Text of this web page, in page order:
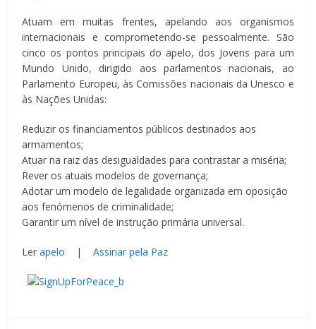
Atuam em muitas frentes, apelando aos organismos
internacionais e comprometendo-se pessoalmente. São
cinco os pontos principais do apelo, dos Jovens para um
Mundo Unido, dirigido aos parlamentos nacionais, ao
Parlamento Europeu, às Comissões nacionais da Unesco e
às Nações Unidas:
Reduzir os financiamentos públicos destinados aos
armamentos;
Atuar na raiz das desigualdades para contrastar a miséria;
Rever os atuais modelos de governança;
Adotar um modelo de legalidade organizada em oposição
aos fenómenos de criminalidade;
Garantir um nível de instrução primária universal.
Lerapelo |Assinar pela Paz